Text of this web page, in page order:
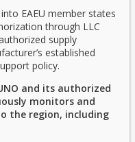
EAEU member states
through LLC
supply
established
policy.
and its authorized
monitors and
the region, including